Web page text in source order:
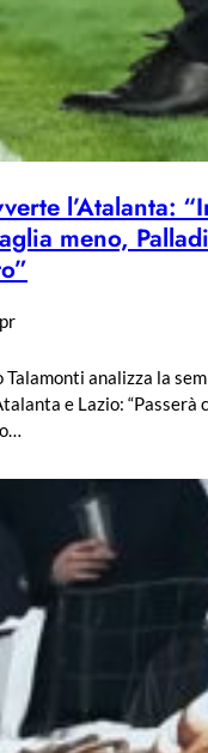
l’Atalanta:
meno,
Talamonti analizza la
e Lazio: “Passerà